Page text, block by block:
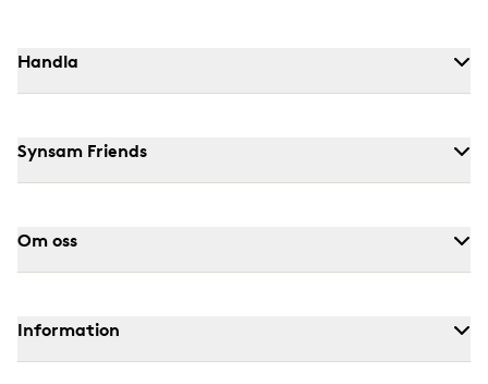
Handla
Synsam Friends
Om oss
Information